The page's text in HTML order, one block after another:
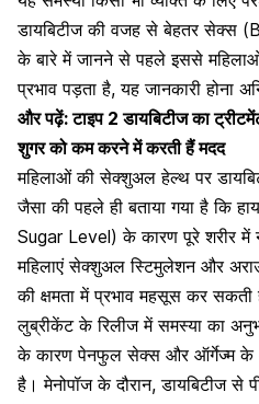
डायबिटीज की वजह से बेहतर सेक्स
के बारे में जानने से पहले इससे
प्रभाव पड़ता है, यह जानकारी होना
और पढ़ें:टाइप 2 डायबिटीज का
शुगर को कम करने में करती हैं मदद
महिलाओं की सेक्शुअल हेल्थ पर
जैसा की पहले ही बताया गया है कि
Sugar Level) के कारण पूरे शरीर में
महिलाएं सेक्शुअल स्टिमुलेशन और
की क्षमता में प्रभाव महसूस कर
लुब्रीकेंट के रिलीज में समस्या का
के कारणपेनफुल सेक्स और ऑर्गेज्म के
है। मेनोपॉज के दौरान, डायबिटीज से